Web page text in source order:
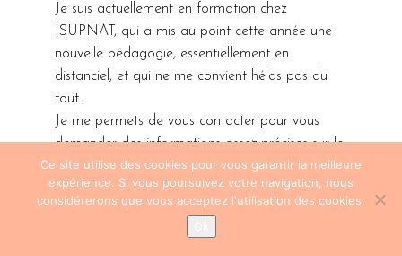
Je suis actuellement en formation chez
ISUPNAT, qui a mis au point cette année une
nouvelle pédagogie, essentiellement en
distanciel, et qui ne me convient hélas pas du
tout.
Je me permets de vous contacter pour vous
demander des informations assez précises sur le
cursus du Cenatho, car je songe à arrêter
Isupnat pour le Cenatho.
Mais j’aimerais avoir l’avis d’une ancienne élève
pour bien me rendre compte de ce qui m’attend
Ce site utilise des cookies pour vous garantir la meilleure
expérience. Si vous poursuivez votre navigation, nous
considérerons que vous acceptez l'utilisation des cookies.